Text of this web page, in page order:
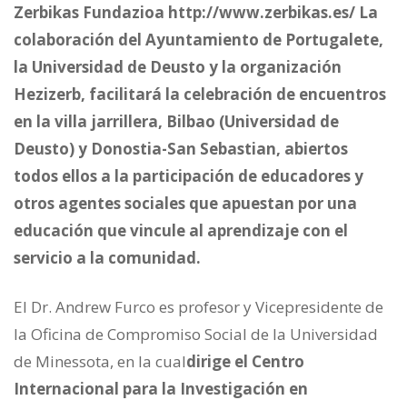
Zerbikas Fundazioa http://www.zerbikas.es/ La
colaboración del Ayuntamiento de Portugalete,
la Universidad de Deusto y la organización
Hezizerb, facilitará la celebración de encuentros
en la villa jarrillera, Bilbao (Universidad de
Deusto) y Donostia-San Sebastian, abiertos
todos ellos a la participación de educadores y
otros agentes sociales que apuestan por una
educación que vincule al aprendizaje con el
servicio a la comunidad.
El Dr. Andrew Furco es profesor y Vicepresidente de
la Oficina de Compromiso Social de la Universidad
de Minessota, en la cualdirige el Centro
Internacional para la Investigación en